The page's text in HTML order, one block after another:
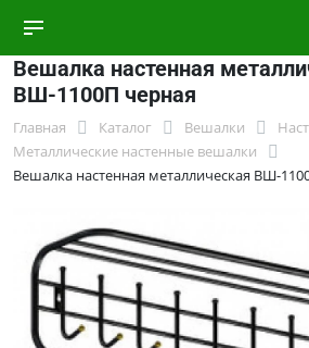
Вешалка настенная
ВШ-1100П черная
Главная Каталог Вешалки
Металлические настенные вешалки
Вешалка настенная металлическая ВШ-